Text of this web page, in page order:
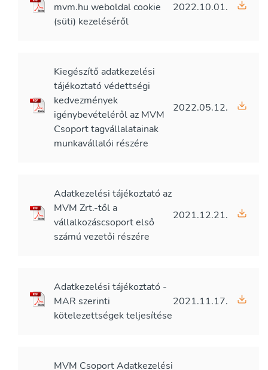
mvm.hu weboldal cookie
(süti) kezeléséről
2022.10.01.
Kiegészítő adatkezelési
tájékoztató védettségi
kedvezmények
igénybevételéről az MVM
Csoport tagvállalatainak
munkavállalói részére
2022.05.12.
Adatkezelési tájékoztató az
MVM Zrt.-től a
vállalkozáscsoport első
számú vezetői részére
2021.12.21.
Adatkezelési tájékoztató -
MAR szerinti
kötelezettségek teljesítése
2021.11.17.
MVM Csoport Adatkezelési